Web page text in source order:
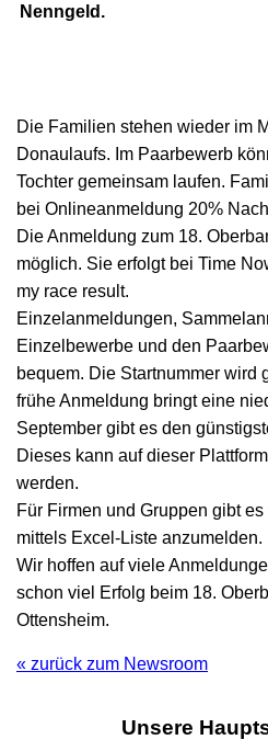
Nenngeld.
Die Familien stehen wieder im
Donaulaufs. Im Paarbewerb
Tochter gemeinsam laufen.
bei Onlineanmeldung 20%
Die Anmeldung zum 18.
möglich. Sie erfolgt bei Time
my race result.
Einzelanmeldungen,
Einzelbewerbe und den
bequem. Die Startnummer wird
frühe Anmeldung bringt eine
September gibt es den
Dieses kann auf dieser
werden.
Für Firmen und Gruppen gibt
mittels Excel-Liste anzumelden.
Wir hoffen auf viele
schon viel Erfolg beim 18.
Ottensheim.
« zurück zum Newsroom
Unsere